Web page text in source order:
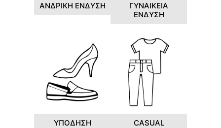
ΑΝΔΡΙΚΗ ΕΝΔΥΣΗ
ΓΥΝΑΙΚΕΙΑ
ΕΝΔΥΣΗ
ΥΠΟΔΗΣΗ CASUAL